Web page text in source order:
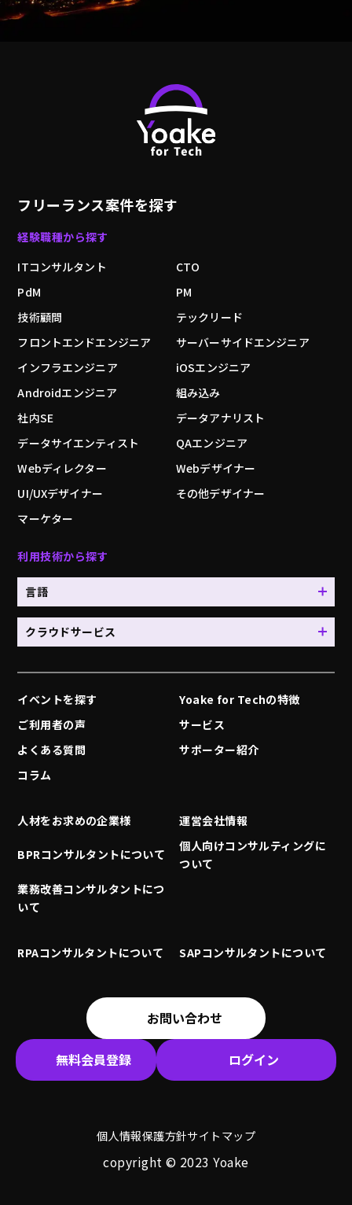
フリーランス案件を探す
経験職種から探す
ITコンサルタント
CTO
PdM
PM
技術顧問
テックリード
フロントエンドエンジニア
サーバーサイドエンジニア
インフラエンジニア
iOSエンジニア
Androidエンジニア
組み込み
社内SE
データアナリスト
データサイエンティスト
QAエンジニア
Webディレクター
Webデザイナー
UI/UXデザイナー
その他デザイナー
マーケター
利用技術から探す
言語
クラウドサービス
イベントを探す
Yoake for Techの特徴
ご利用者の声
サービス
よくある質問
サポーター紹介
コラム
人材をお求めの企業様 運営会社情報
BPRコンサルタントについて
個人向けコンサルティングに
ついて
業務改善コンサルタントにつ
いて
RPAコンサルタントについて SAPコンサルタントについて
お問い合わせ
無料会員登録 ログイン
個人情報保護方針サイトマップ
copyright © 2023 Yoake